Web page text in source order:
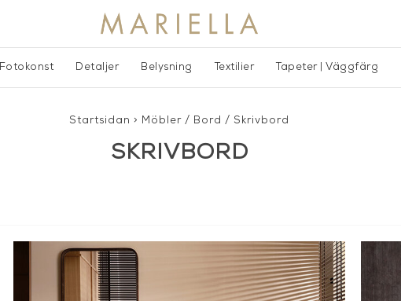
Fotokonst Detaljer Belysning Textilier Tapeter | Väggfärg
Startsidan > Möbler / Bord / Skrivbord
SKRIVBORD